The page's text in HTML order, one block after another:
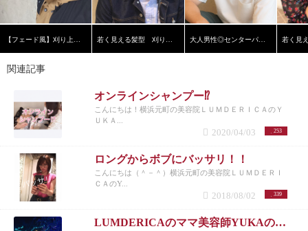
【フェード風】刈り上げショート 若く見える髪型 刈り上げ黒髪ショート【横浜美容院ラムデリカ】 大人男性◎センターパート
関連記事
オンラインシャンプー⁉️
こんにちは！横浜元町の美容院ＬＵＭＤＥＲＩＣＡのＹ
ＵＫＡ...
253
2020/04/03
ロングからボブにバッサリ！！
こんにちは（＾－＾）横浜元町の美容院ＬＵＭＤＥＲＩ
ＣＡのY...
339
2018/08/02
LUMDERICAのママ美容師YUKAのとある休日(*´ω｀*)